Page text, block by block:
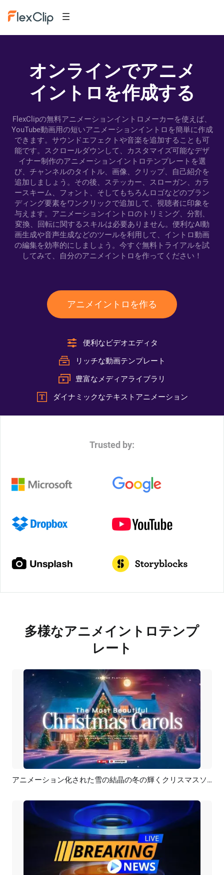
オンラインでアニメ
イントロを作成する
FlexClipの無料アニメーションイントロメーカーを使えば、
YouTube動画用の短いアニメーションイントロを簡単に作成
できます。サウンドエフェクトや音楽を追加することも可
能です。スクロールダウンして、カスタマイズ可能なデザ
イナー制作のアニメーションイントロテンプレートを選
び、チャンネルのタイトル、画像、クリップ、自己紹介を
追加しましょう。その後、ステッカー、スローガン、カラ
ースキーム、フォント、そしてもちろんロゴなどのブラン
ディング要素をワンクリックで追加して、視聴者に印象を
与えます。アニメーションイントロのトリミング、分割、
変換、回転に関するスキルは必要ありません。便利なAI動
画生成や音声生成などのツールを利用して、イントロ動画
の編集を効率的にしましょう。今すぐ無料トライアルを試
してみて、自分のアニメイントロを作ってください！
アニメイントロを作る
便利なビデオエディタ
リッチな動画テンプレート
豊富なメディアライブラリ
ダイナミックなテキストアニメーション
Trusted by:
多様なアニメイントロテンプ
レート
プレビュー AI再生成 アニメーション化された雪の結晶の冬の輝くクリスマスソングキャロル音楽YouTubeイントロ